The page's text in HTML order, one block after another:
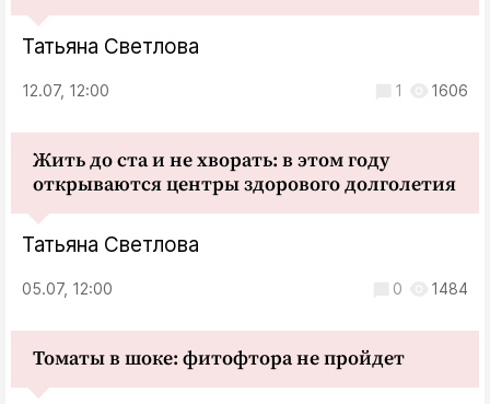
Татьяна Светлова
12.07, 12:00 1 1606
Жить до ста и не хворать: в этом году
открываются центры здорового долголетия
Татьяна Светлова
05.07, 12:00 0 1484
Томаты в шоке: фитофтора не пройдет